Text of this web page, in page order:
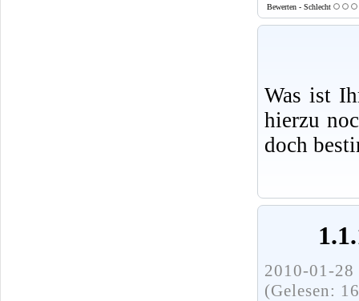
Bewerten - Schlecht
Was ist
hierzu
doch
2010-01-
(Gelesen: